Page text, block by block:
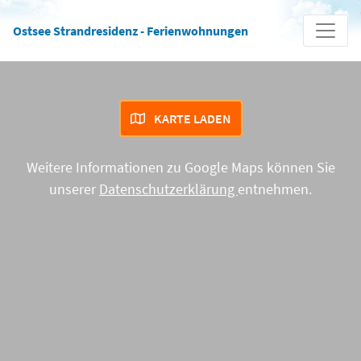
Ostsee Strandresidenz - Ferienwohnungen
KARTE LADEN
Weitere Informationen zu Google Maps können Sie
unserer Datenschutzerklärung entnehmen.